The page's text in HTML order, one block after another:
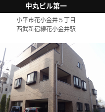
中丸ビル第一
小平市花小金井５丁目
西武新宿線花小金井駅